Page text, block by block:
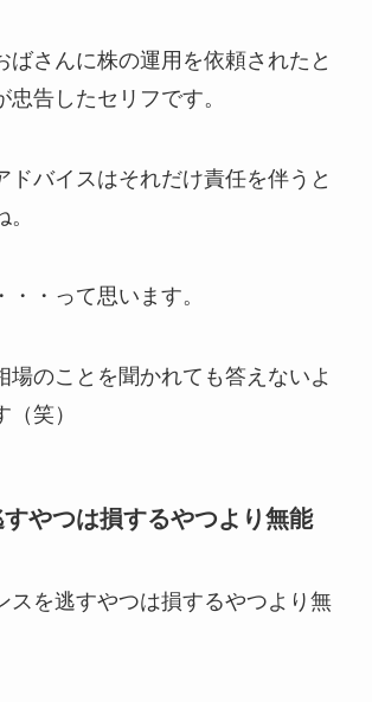
ばさんに株の運用を依頼されたと
忠告したセリフです。
ドバイスはそれだけ責任を伴うと
・・って思います。
場のことを聞かれても答えないよ
笑）
やつは損するやつより無能
スを逃すやつは損するやつより無